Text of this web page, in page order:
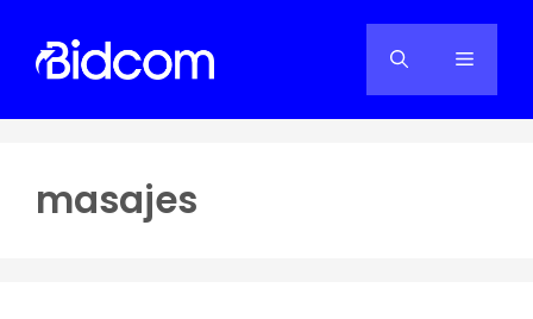
contenido
Menú
masajes